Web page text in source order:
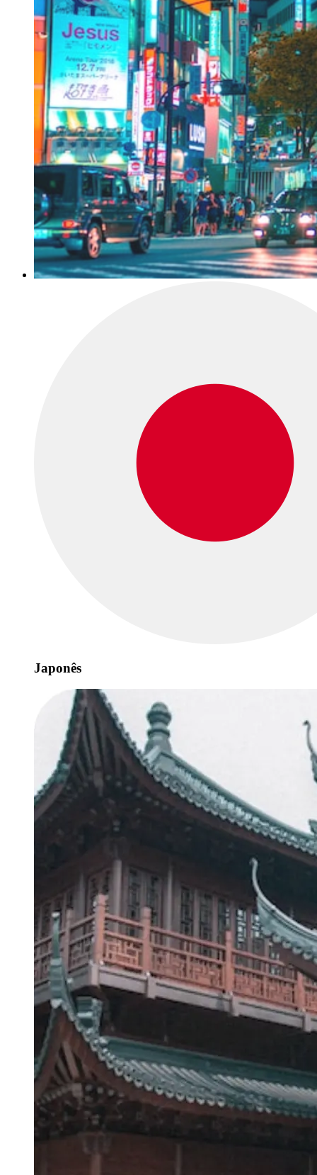
Japonês